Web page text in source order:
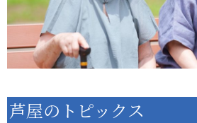
芦屋のトピックス